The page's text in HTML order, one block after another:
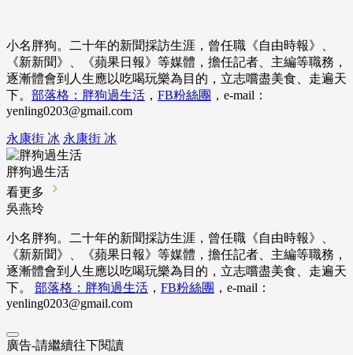
小名胖狗。二十年的新聞採訪生涯，曾任職《自由時報》、
《新新聞》、《蘋果日報》等媒體，擔任記者、主編等職務，
逐漸體會到人生應以吃喝玩樂為目的，立志嚐盡美食、走遍天
下。 部落格：胖狗過生活 ， FB粉絲團 ，e-mail：
yenling0203@gmail.com
永康街 冰 永康街 冰
胖狗過生活
看更多
吳燕玲
小名胖狗。二十年的新聞採訪生涯，曾任職《自由時報》、
《新新聞》、《蘋果日報》等媒體，擔任記者、主編等職務，
逐漸體會到人生應以吃喝玩樂為目的，立志嚐盡美食、走遍天
下。 部落格：胖狗過生活 ， FB粉絲團 ，e-mail：
yenling0203@gmail.com
廣告-請繼續往下閱讀